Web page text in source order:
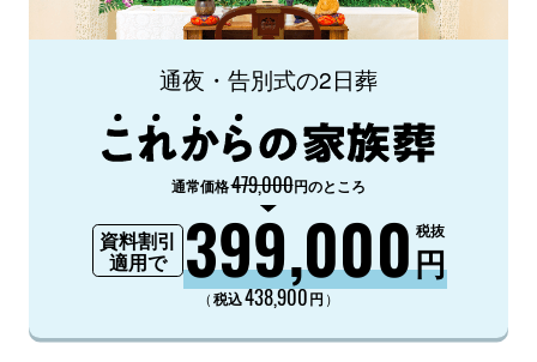
通夜・告別式の2日葬
通常価格479,000円のところ
資料割引
適用で
399,000円
税抜
（税込438,900円 ）